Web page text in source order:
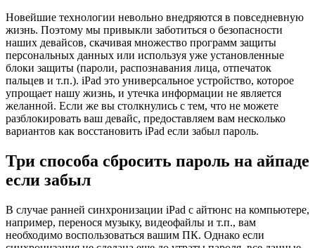
Новейшие технологии невольно внедряются в повседневную
жизнь. Поэтому мы привыкли заботиться о безопасности
наших девайсов, скачивая множество программ защиты
персональных данных или используя уже установленные
блоки защиты (пароли, распознавания лица, отпечаток
пальцев и т.п.). iPad это универсальное устройство, которое
упрощает нашу жизнь, и утечка информации не является
желанной. Если же вы столкнулись с тем, что не можете
разблокировать ваш девайс, предоставляем вам несколько
вариантов как восстановить iPad если забыл пароль.
Три способа сбросить пароль на айпаде
если забыл
В случае ранней синхронизации iPad с айтюнс на компьютере,
например, перенося музыку, видеофайлы и т.п., вам
необходимо воспользоваться вашим ПК. Однако если